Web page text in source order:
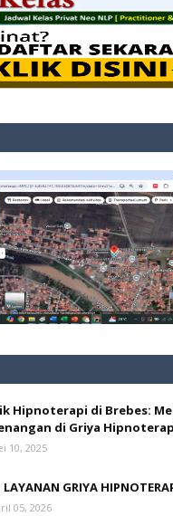
Hipnoterapi di Brebes:
di Griya
10, 2025
LAYANAN GRIYA
05, 2026